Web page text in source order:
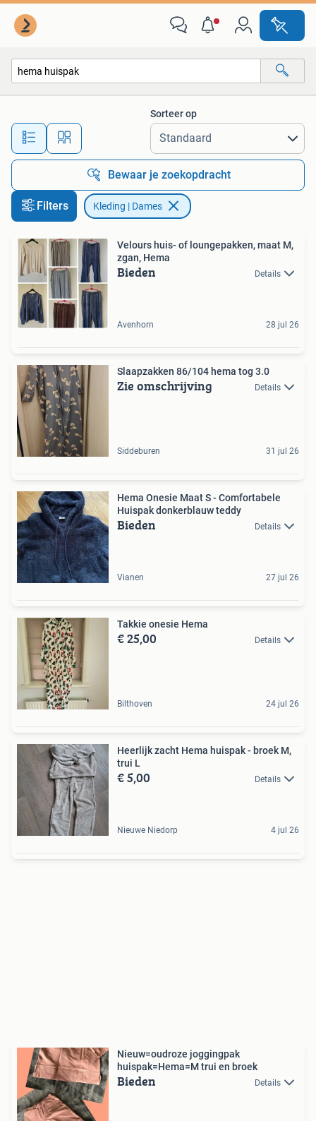
Alle afstanden…
Sorteer op
Bewaar je zoekopdracht
Filters Kleding | Dames
Velours huis- of loungepakken, maat M,
zgan, Hema
Bieden Details
Avenhorn 28 jul 26
Slaapzakken 86/104 hema tog 3.0
Zie omschrijving Details
Siddeburen 31 jul 26
Hema Onesie Maat S - Comfortabele
Huispak donkerblauw teddy
Bieden Details
Vianen 27 jul 26
Takkie onesie Hema
€ 25,00 Details
Bilthoven 24 jul 26
Heerlijk zacht Hema huispak - broek M,
trui L
€ 5,00 Details
Nieuwe Niedorp 4 jul 26
Nieuw=oudroze joggingpak
huispak=Hema=M trui en broek
Bieden Details